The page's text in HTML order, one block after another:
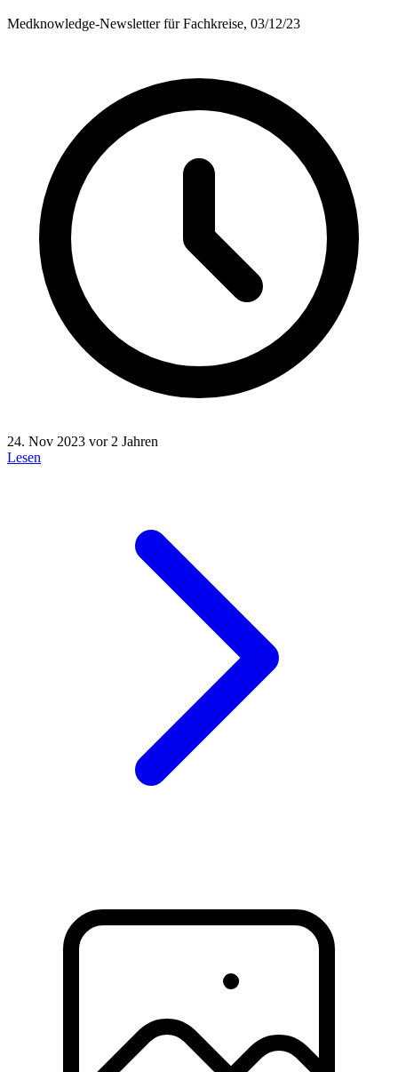
Medknowledge-Newsletter für Fachkreise, 03/12/23
24. Nov 2023 vor 2 Jahren
Lesen